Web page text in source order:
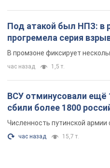
Под атакой был НПЗ: в
прогремела серия
В промзоне фиксирует
час назад 1,5 т.
ВСУ отминусовали ещё
сбили более 1800
Численность путинской армии
час назад 15,7 т.